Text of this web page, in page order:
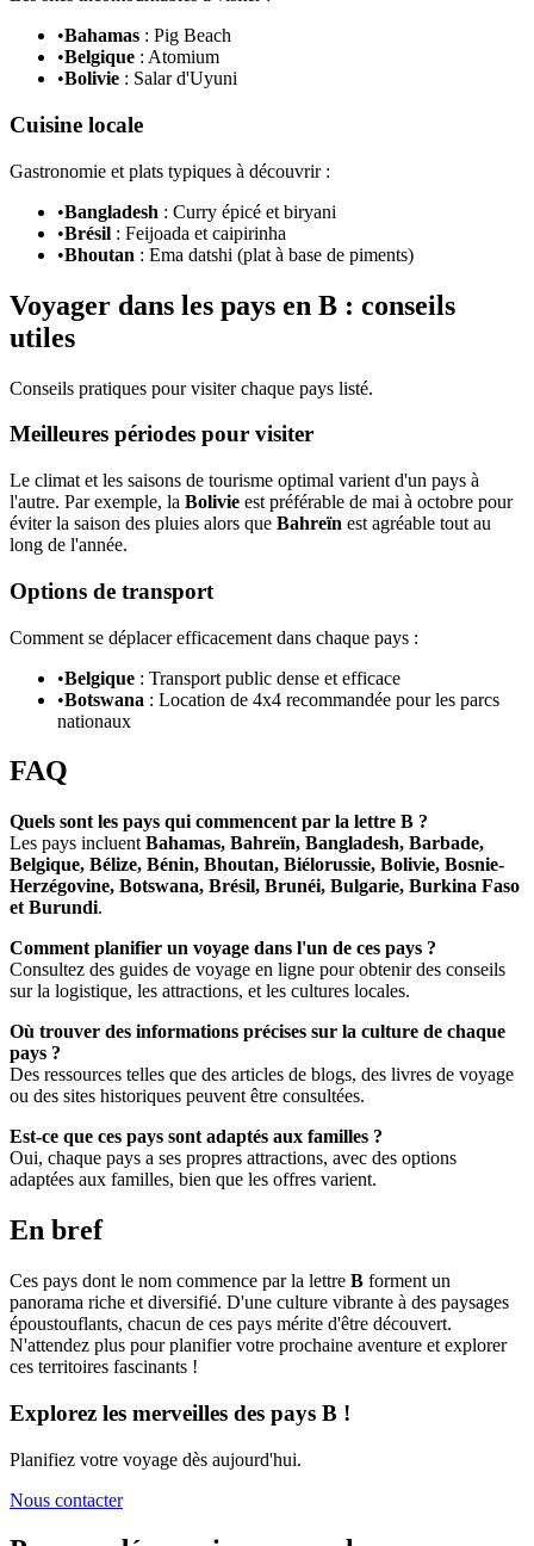
•Bahamas : Pig Beach
•Belgique : Atomium
•Bolivie : Salar d'Uyuni
Cuisine locale
Gastronomie et plats typiques à découvrir :
•Bangladesh : Curry épicé et biryani
•Brésil : Feijoada et caipirinha
•Bhoutan : Ema datshi (plat à base de piments)
Voyager dans les pays en B : conseils
utiles
Conseils pratiques pour visiter chaque pays listé.
Meilleures périodes pour visiter
Le climat et les saisons de tourisme optimal varient d'un pays à
l'autre. Par exemple, la Bolivie est préférable de mai à octobre pour
éviter la saison des pluies alors que Bahreïn est agréable tout au
long de l'année.
Options de transport
Comment se déplacer efficacement dans chaque pays :
•Belgique : Transport public dense et efficace
•Botswana : Location de 4x4 recommandée pour les parcs
nationaux
FAQ
Quels sont les pays qui commencent par la lettre B ?
Les pays incluent Bahamas, Bahreïn, Bangladesh, Barbade,
Belgique, Bélize, Bénin, Bhoutan, Biélorussie, Bolivie, Bosnie-
Herzégovine, Botswana, Brésil, Brunéi, Bulgarie, Burkina Faso
et Burundi.
Comment planifier un voyage dans l'un de ces pays ?
Consultez des guides de voyage en ligne pour obtenir des conseils
sur la logistique, les attractions, et les cultures locales.
Où trouver des informations précises sur la culture de chaque
pays ?
Des ressources telles que des articles de blogs, des livres de voyage
ou des sites historiques peuvent être consultées.
Est-ce que ces pays sont adaptés aux familles ?
Oui, chaque pays a ses propres attractions, avec des options
adaptées aux familles, bien que les offres varient.
En bref
Ces pays dont le nom commence par la lettre B forment un
panorama riche et diversifié. D'une culture vibrante à des paysages
époustouflants, chacun de ces pays mérite d'être découvert.
N'attendez plus pour planifier votre prochaine aventure et explorer
ces territoires fascinants !
Explorez les merveilles des pays B !
Planifiez votre voyage dès aujourd'hui.
Nous contacter